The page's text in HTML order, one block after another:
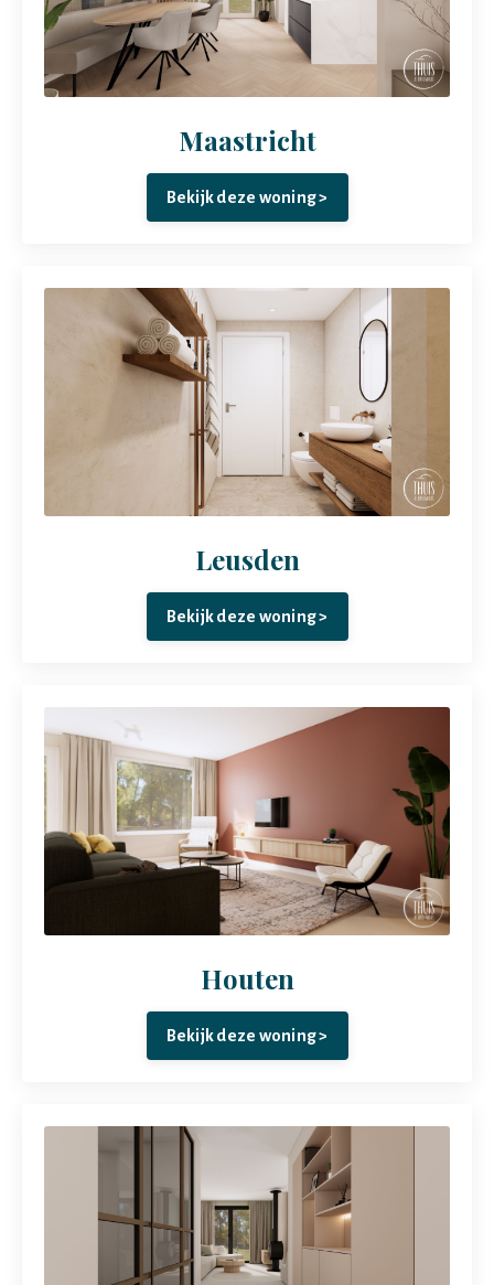
Maastricht
Bekijk deze woning >
Leusden
Bekijk deze woning >
Houten
Bekijk deze woning >